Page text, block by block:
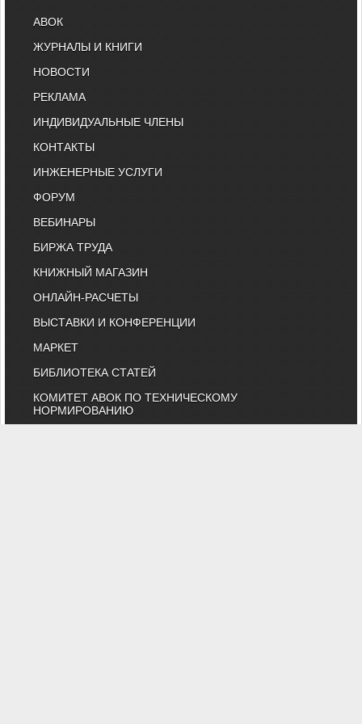
АВОК
ЖУРНАЛЫ И КНИГИ
НОВОСТИ
РЕКЛАМА
ИНДИВИДУАЛЬНЫЕ ЧЛЕНЫ
КОНТАКТЫ
ИНЖЕНЕРНЫЕ УСЛУГИ
ФОРУМ
ВЕБИНАРЫ
БИРЖА ТРУДА
КНИЖНЫЙ МАГАЗИН
ОНЛАЙН-РАСЧЕТЫ
ВЫСТАВКИ И КОНФЕРЕНЦИИ
МАРКЕТ
БИБЛИОТЕКА СТАТЕЙ
КОМИТЕТ АВОК ПО ТЕХНИЧЕСКОМУ
НОРМИРОВАНИЮ